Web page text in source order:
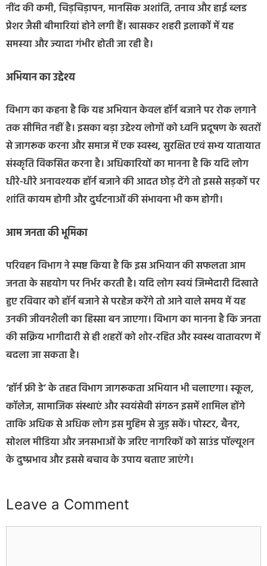
नींद की कमी, चिड़चिड़ापन, मानसिक अशांति, तनाव और हाई ब्लड
प्रेशर जैसी बीमारियां होने लगी हैं। खासकर शहरी इलाकों में यह
समस्या और ज्यादा गंभीर होती जा रही है।
अभियान का उद्देश्य
विभाग का कहना है कि यह अभियान केवल हॉर्न बजाने पर रोक लगाने
तक सीमित नहीं है। इसका बड़ा उद्देश्य लोगों को ध्वनि प्रदूषण के खतरों
से जागरूक करना और समाज में एक स्वस्थ, सुरक्षित एवं सभ्य यातायात
संस्कृति विकसित करना है। अधिकारियों का मानना है कि यदि लोग
धीरे-धीरे अनावश्यक हॉर्न बजाने की आदत छोड़ देंगे तो इससे सड़कों पर
शांति कायम होगी और दुर्घटनाओं की संभावना भी कम होगी।
आम जनता की भूमिका
परिवहन विभाग ने स्पष्ट किया है कि इस अभियान की सफलता आम
जनता के सहयोग पर निर्भर करती है। यदि लोग स्वयं जिम्मेदारी दिखाते
हुए रविवार को हॉर्न बजाने से परहेज करेंगे तो आने वाले समय में यह
उनकी जीवनशैली का हिस्सा बन जाएगा। विभाग का मानना है कि जनता
की सक्रिय भागीदारी से ही शहरों को शोर-रहित और स्वस्थ वातावरण में
बदला जा सकता है।
‘हॉर्न फ्री डे’ के तहत विभाग जागरूकता अभियान भी चलाएगा। स्कूल,
कॉलेज, सामाजिक संस्थाएं और स्वयंसेवी संगठन इसमें शामिल होंगे
ताकि अधिक से अधिक लोग इस मुहिम से जुड़ सकें। पोस्टर, बैनर,
सोशल मीडिया और जनसभाओं के जरिए नागरिकों को साउंड पॉल्यूशन
के दुष्प्रभाव और इससे बचाव के उपाय बताए जाएंगे।
Leave a Comment